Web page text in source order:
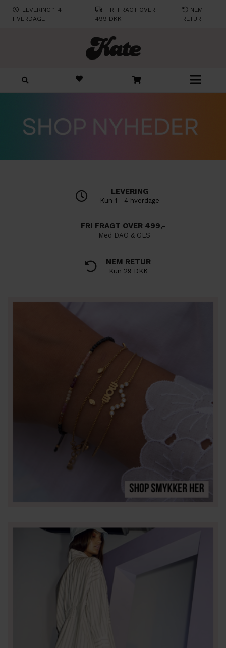
LEVERING 1-4
HVERDAGE
FRI FRAGT OVER
499 DKK
NEM
RETUR
LEVERING
Kun 1 - 4 hverdage
FRI FRAGT OVER 499,-
Med DAO & GLS
NEM RETUR
Kun 29 DKK